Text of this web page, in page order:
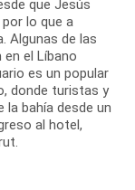
que Jesús
lo que a
Algunas de las
el Líbano
es un popular
donde turistas y
bahía desde un
al hotel,